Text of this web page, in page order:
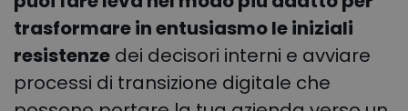
trasformare in entusiasmo le iniziali
resistenze dei decisori interni e avviare
processi di transizione digitale che